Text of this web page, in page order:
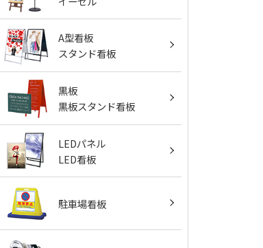
A型看板
スタンド看板
黒板
黒板スタンド看板
LEDパネル
LED看板
駐車場看板